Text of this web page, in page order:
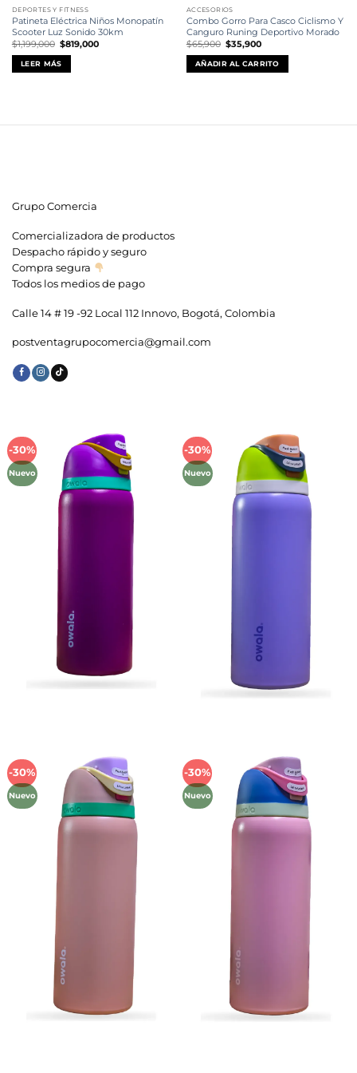
DEPORTES Y FITNESS
Patineta Eléctrica Niños Monopatín
Scooter Luz Sonido 30km
$1,199,000 El
precio
original
era:
$1,199,000.
$819,000El
LEER MÁS
ACCESORIOS
Combo Gorro Para Casco Ciclismo Y
Canguro Runing Deportivo Morado
$65,900 El
precio
original
era:
$65,900.
$35,900El
actual
es:
$35,900.
AÑADIR AL CARRITO
Grupo Comercia
Comercializadora de productos
Despacho rápido y seguro
Compra segura
Todos los medios de pago
Calle 14 # 19 -92 Local 112 Innovo, Bogotá, Colombia
postventagrupocomercia@gmail.com
-30%
Nuevo
Añadir
lista de
deseos
-30%
Nuevo
Añadir
lista de
deseos
-30%
Nuevo
Añadir
lista de
deseos
-30%
Nuevo
Añadir
lista de
deseos